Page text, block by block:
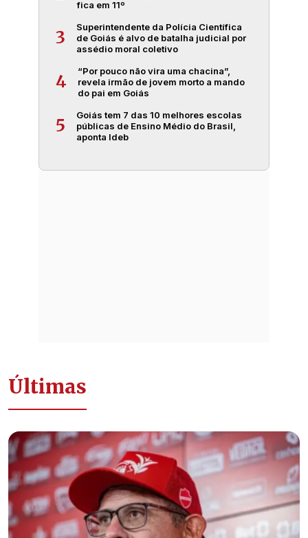
fica em 11º
3
Superintendente da Polícia Científica
de Goiás é alvo de batalha judicial por
assédio moral coletivo
4
“Por pouco não vira uma chacina”,
revela irmão de jovem morto a mando
do pai em Goiás
5
Goiás tem 7 das 10 melhores escolas
públicas de Ensino Médio do Brasil,
aponta Ideb
Últimas